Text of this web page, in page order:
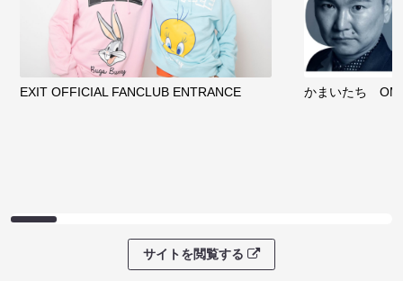
EXIT OFFICIAL FANCLUB ENTRANCE かまいたち
サイトを閲覧する